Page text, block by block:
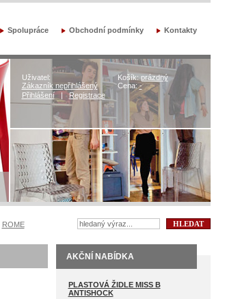
Spolupráce Obchodní podmínky Kontakty
Uživatel:
Zákazník nepřihlášený
Přihlášení|Registrace
Košík: prázdný
Cena: -
ROME
AKČNÍ NABÍDKA
PLASTOVÁ ŽIDLE MISS B
ANTISHOCK